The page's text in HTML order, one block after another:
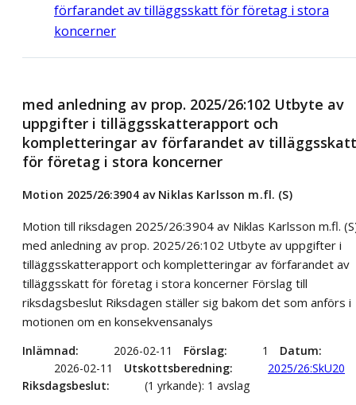
förfarandet av tilläggsskatt för företag i stora
koncerner
med anledning av prop. 2025/26:102 Utbyte av
uppgifter i tilläggsskatterapport och
kompletteringar av förfarandet av tilläggsskatt
för företag i stora koncerner
Motion 2025/26:3904 av Niklas Karlsson m.fl. (S)
Motion till riksdagen 2025/26:3904 av Niklas Karlsson m.fl.
med anledning av prop. 2025/26:102 Utbyte av uppgifter i
tilläggsskatterapport och kompletteringar av förfarandet av
tilläggsskatt för företag i stora koncerner Förslag till
riksdagsbeslut Riksdagen ställer sig bakom det som anförs i
motionen om en konsekvensanalys
Inlämnad 2026-02-11 Förslag 1
Datum
2026-02-11
Utskottsberedning
2025/26:SkU20
Riksdagsbeslut
(1 yrkande): 1 avslag